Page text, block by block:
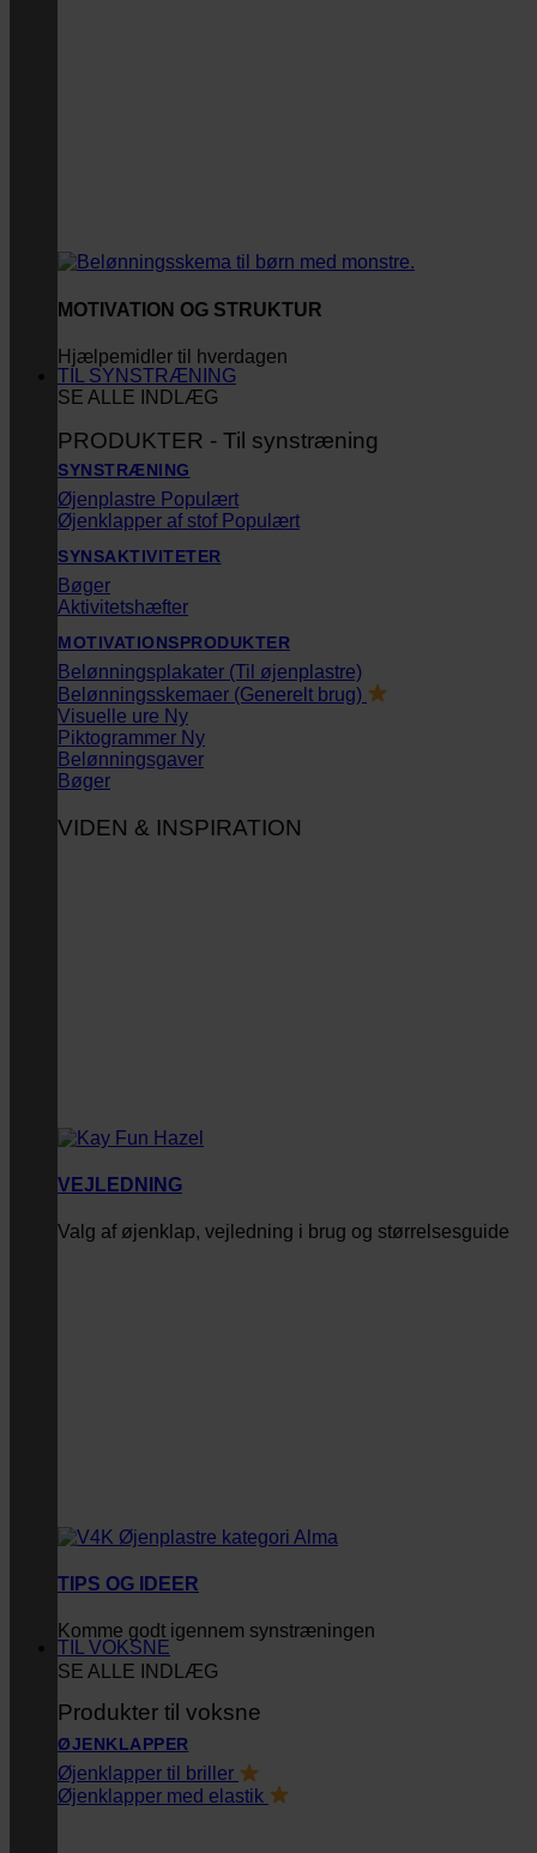
MOTIVATION OG STRUKTUR
Hjælpemidler til hverdagen
SE ALLE INDLÆG
TIL SYNSTRÆNING
PRODUKTER - Til synstræning
SYNSTRÆNING
Øjenplastre
Øjenklapper af stof
SYNSAKTIVITETER
Bøger
Aktivitetshæfter
MOTIVATIONSPRODUKTER
Belønningsplakater (Til øjenplastre)
Belønningsskemaer (Generelt brug)
Visuelle ure
Piktogrammer
Belønningsgaver
Bøger
VIDEN & INSPIRATION
VEJLEDNING
Valg af øjenklap, vejledning i brug og størrelsesguide
TIPS OG IDEER
Komme godt igennem synstræningen
SE ALLE INDLÆG
TIL VOKSNE
Produkter til voksne
ØJENKLAPPER
Øjenklapper til briller
Øjenklapper med elastik